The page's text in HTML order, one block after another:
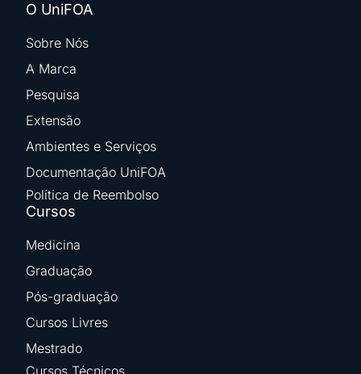
O UniFOA
Sobre Nós
A Marca
Pesquisa
Extensão
Ambientes e Serviços
Documentação UniFOA
Política de Reembolso
Cursos
Medicina
Graduação
Pós-graduação
Cursos Livres
Mestrado